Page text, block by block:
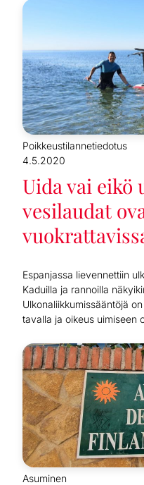
Poikkeustilannetiedotus
4.5.2020
Uida vai eikö
vesilaudat
Espanjassa lievennettiin
Kaduilla ja rannoilla
Ulkonaliikkumissääntöjä
tavalla ja oikeus uimiseen
Asuminen